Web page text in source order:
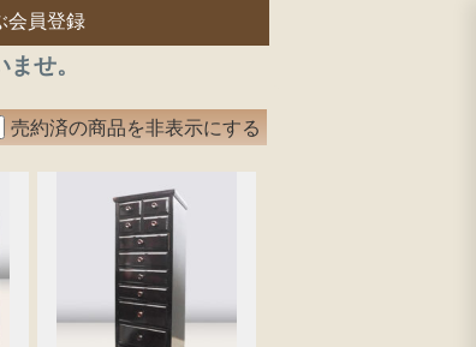
会員登録
せ。
売約済の商品を非表示にする